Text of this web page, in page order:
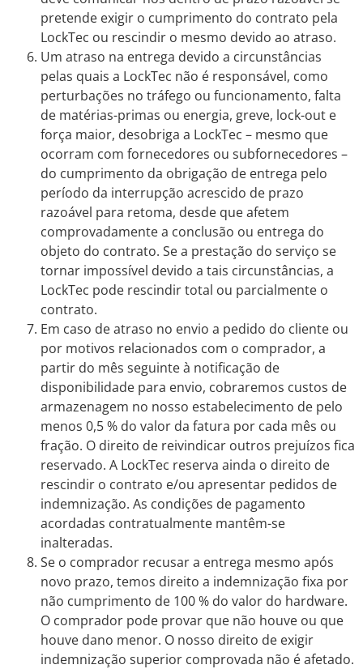
pretende exigir o cumprimento do contrato pela
LockTec ou rescindir o mesmo devido ao atraso.
Um atraso na entrega devido a circunstâncias
pelas quais a LockTec não é responsável, como
perturbações no tráfego ou funcionamento, falta
de matérias-primas ou energia, greve, lock-out e
força maior, desobriga a LockTec – mesmo que
ocorram com fornecedores ou subfornecedores –
do cumprimento da obrigação de entrega pelo
período da interrupção acrescido de prazo
razoável para retoma, desde que afetem
comprovadamente a conclusão ou entrega do
objeto do contrato. Se a prestação do serviço se
tornar impossível devido a tais circunstâncias, a
LockTec pode rescindir total ou parcialmente o
contrato.
Em caso de atraso no envio a pedido do cliente ou
por motivos relacionados com o comprador, a
partir do mês seguinte à notificação de
disponibilidade para envio, cobraremos custos de
armazenagem no nosso estabelecimento de pelo
menos 0,5 % do valor da fatura por cada mês ou
fração. O direito de reivindicar outros prejuízos fica
reservado. A LockTec reserva ainda o direito de
rescindir o contrato e/ou apresentar pedidos de
indemnização. As condições de pagamento
acordadas contratualmente mantêm-se
inalteradas.
Se o comprador recusar a entrega mesmo após
novo prazo, temos direito a indemnização fixa por
não cumprimento de 100 % do valor do hardware.
O comprador pode provar que não houve ou que
houve dano menor. O nosso direito de exigir
indemnização superior comprovada não é afetado.